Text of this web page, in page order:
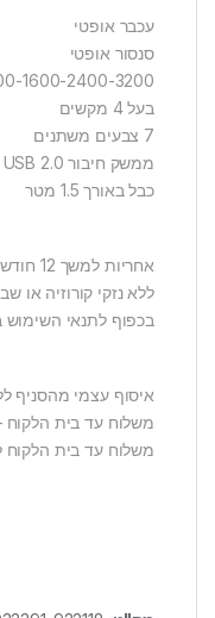
עכבר אופטי
סנסור אופטי
1600-2400-3200
בעל 4 מקשים
7 צבעים משתנים
ממשק חיבור USB 2.0
כבל באורך 1.5 מטר
אחריות למשך 12 חודשים
ללא נזקי קורוזיה או
בכפוף לתנאי
איסוף עצמי מהסניף
משלוח עד בית הלקוח – 50
משלוח עד בית הלקוח ללא